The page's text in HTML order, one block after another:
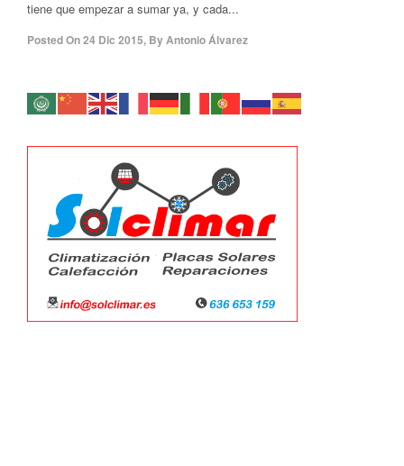
tiene que empezar a sumar ya, y cada...
Posted On24 Dic 2015, ByAntonio Álvarez